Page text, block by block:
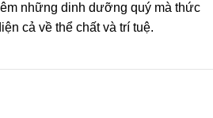
những dinh dưỡng quý mà thức
cả về thể chất và trí tuệ.